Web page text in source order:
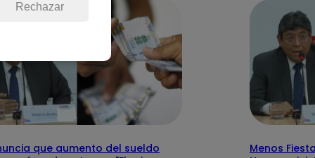
que aumento del sueldo
Menos
Rechazar